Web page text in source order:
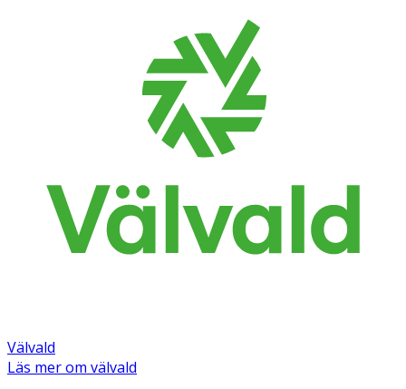
Välvald
Läs mer om välvald